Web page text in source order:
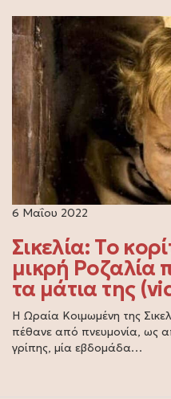
6 Μαΐου 2022
Σικελία: Το
μικρή Ροζαλία
τα μάτια της
Η Ωραία Κοιμωμένη της
πέθανε από πνευμονία, ως
γρίπης, μία εβδομάδα…